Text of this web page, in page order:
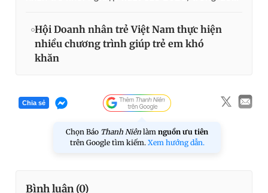
Hội Doanh nhân trẻ Việt Nam thực hiện
nhiều chương trình giúp trẻ em khó
khăn
Chia sẻ
Chọn Báo Thanh Niên làm nguồn ưu tiên
trên Google tìm kiếm. Xem hướng dẫn.
Bình luận (0)